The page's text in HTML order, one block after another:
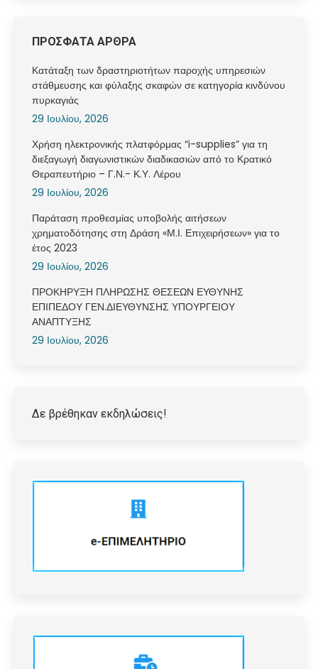
ΠΡΟΣΦΑΤΑ ΑΡΘΡΑ
Κατάταξη των δραστηριοτήτων παροχής υπηρεσιών
στάθμευσης και φύλαξης σκαφών σε κατηγορία κινδύνου
πυρκαγιάς
29 Ιουλίου, 2026
Χρήση ηλεκτρονικής πλατφόρμας “i-supplies” για τη
διεξαγωγή διαγωνιστικών διαδικασιών από το Κρατικό
Θεραπευτήριο – Γ.Ν.- Κ.Υ. Λέρου
29 Ιουλίου, 2026
Παράταση προθεσμίας υποβολής αιτήσεων
χρηματοδότησης στη Δράση «Μ.Ι. Επιχειρήσεων» για το
έτος 2023
29 Ιουλίου, 2026
ΠΡΟΚΗΡΥΞΗ ΠΛΗΡΩΣΗΣ ΘΕΣΕΩΝ ΕΥΘΥΝΗΣ
ΕΠΙΠΕΔΟΥ ΓΕΝ.ΔΙΕΥΘΥΝΣΗΣ ΥΠΟΥΡΓΕΙΟΥ
ΑΝΑΠΤΥΞΗΣ
29 Ιουλίου, 2026
Δε βρέθηκαν εκδηλώσεις!